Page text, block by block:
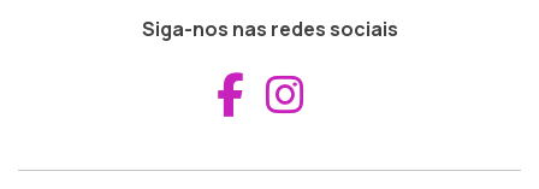
Siga-nos nas redes sociais
Aceder ao